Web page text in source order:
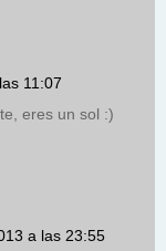
11:07
eres un sol :)
a las 23:55